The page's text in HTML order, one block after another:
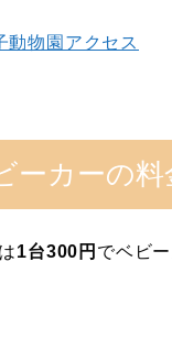
動物園アクセス
ーカーの
1台300円 でベビ